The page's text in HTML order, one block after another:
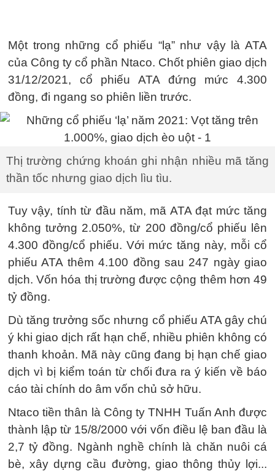
Một trong những cổ phiếu “lạ” như vậy là ATA
của Công ty cổ phần Ntaco. Chốt phiên giao dịch
31/12/2021, cổ phiếu ATA đứng mức 4.300
đồng, đi ngang so phiên liền trước.
Thị trường chứng khoán ghi nhận nhiều mã tăng
thần tốc nhưng giao dịch lìu tìu.
Tuy vậy, tính từ đầu năm, mã ATA đạt mức tăng
không tưởng 2.050%, từ 200 đồng/cổ phiếu lên
4.300 đồng/cổ phiếu. Với mức tăng này, mỗi cổ
phiếu ATA thêm 4.100 đồng sau 247 ngày giao
dịch. Vốn hóa thị trường được cộng thêm hơn 49
tỷ đồng.
Dù tăng trưởng sốc nhưng cổ phiếu ATA gây chú
ý khi giao dịch rất hạn chế, nhiều phiên không có
thanh khoản. Mã này cũng đang bị hạn chế giao
dịch vì bị kiểm toán từ chối đưa ra ý kiến về báo
cáo tài chính do âm vốn chủ sở hữu.
Ntaco tiền thân là Công ty TNHH Tuấn Anh được
thành lập từ 15/8/2000 với vốn điều lệ ban đầu là
2,7 tỷ đồng. Ngành nghề chính là chăn nuôi cá
bè, xây dựng cầu đường, giao thông thủy lợi...